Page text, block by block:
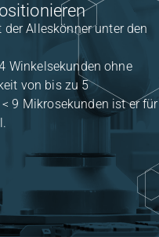
der Alleskönner unter den
Winkelsekunden ohne
von bis zu 5
9 Mikrosekunden ist er für